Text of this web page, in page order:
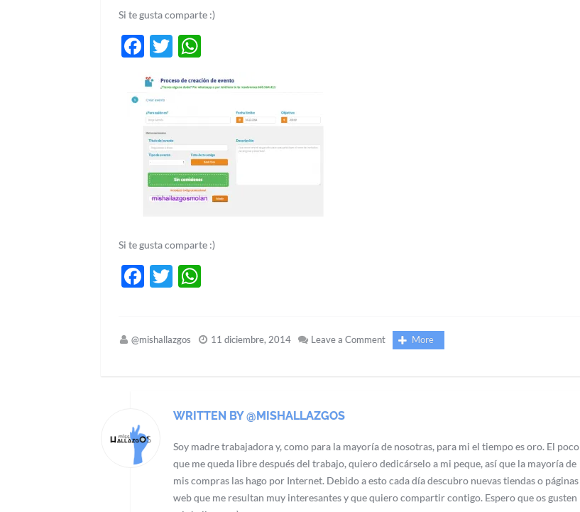
Si te gusta comparte :)
Facebook
Twitter
Si te gusta comparte :)
Facebook
Twitter
@mishallazgos 11 diciembre, 2014 Leave a Comment More
WRITTEN BY @MISHALLAZGOS
Soy madre trabajadora y, como para la mayoría de nosotras, para mi el tiempo es oro. El poco
que me queda libre después del trabajo, quiero dedicárselo a mi peque, así que la mayoría de
mis compras las hago por Internet. Debido a esto cada día descubro nuevas tiendas o páginas
web que me resultan muy interesantes y que quiero compartir contigo. Espero que os gusten